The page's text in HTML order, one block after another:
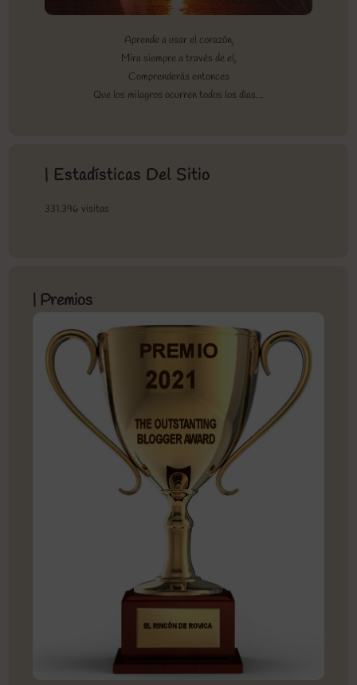
Aprende a usar el corazón,
Mira siempre a través de el,
Comprenderás entonces
Que los milagros ocurren todos los días…
| Estadísticas Del Sitio
331.396 visitas
| Premios